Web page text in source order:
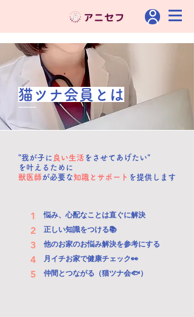
猫ツナ会員とは
"我が子に 良い生活 をさせてあげたい"
を叶えるために
獣医師 が必要な知識とサポート を提供します
悩み、心配なことは直ぐに解決
正しい知識をつける📚
他のお家のお悩み解決を参考にする
月イチお家で健康チェック👀
仲間とつながる（猫ツナ会🐟）
1
2
3
4
5